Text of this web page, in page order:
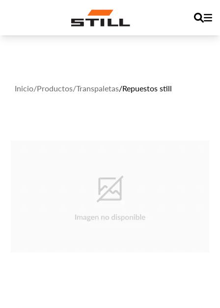
Inicio/Productos/Transpaletas/Repuestos still